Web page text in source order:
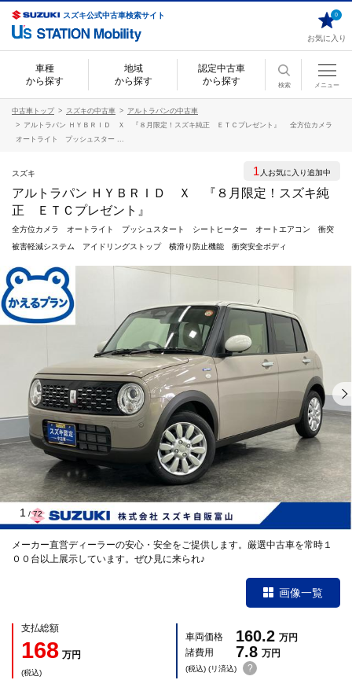
スズキ公式中古車検索サイト
お気に入り
0
車種
から探す
地域
から探す
認定中古車
から探す
検索 メニュー
中古車トップ スズキの中古車
アルトラパンの中古車
アルトラパン ＨＹＢＲＩＤ Ｘ 『８月限定！スズキ純正 ＥＴＣプレゼント』 全方位カメラ
オートライト プッシュスター ...
スズキ
アルトラパン ＨＹＢＲＩＤ Ｘ 『８月限定！スズキ純
正 ＥＴＣプレゼント』
全方位カメラ オートライト プッシュスタート シートヒーター オートエアコン 衝突
被害軽減システム アイドリングストップ 横滑り防止機能 衝突安全ボディ
メーカー直営ディーラーの安心・安全をご提供します。厳選中古車を常時１
００台以上展示しています。ぜひ見に来られ♪
1 /72
画像一覧
支払総額
168 万円
(税込)
車両価格 160.2 万円
諸費用
7.8 万円
(税込) (リ済込) ?
1 人お気に入り追加中